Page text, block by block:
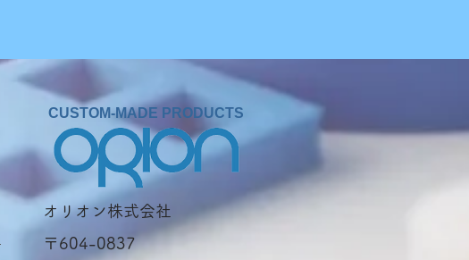
CUSTOM-MADE PRODUCTS
​オリオン株式会社
〒604-0837